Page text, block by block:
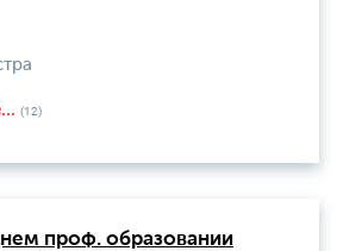
(12)
проф. образовании